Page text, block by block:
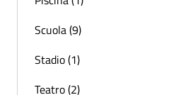
Scuola (9)
Stadio (1)
Teatro (2)